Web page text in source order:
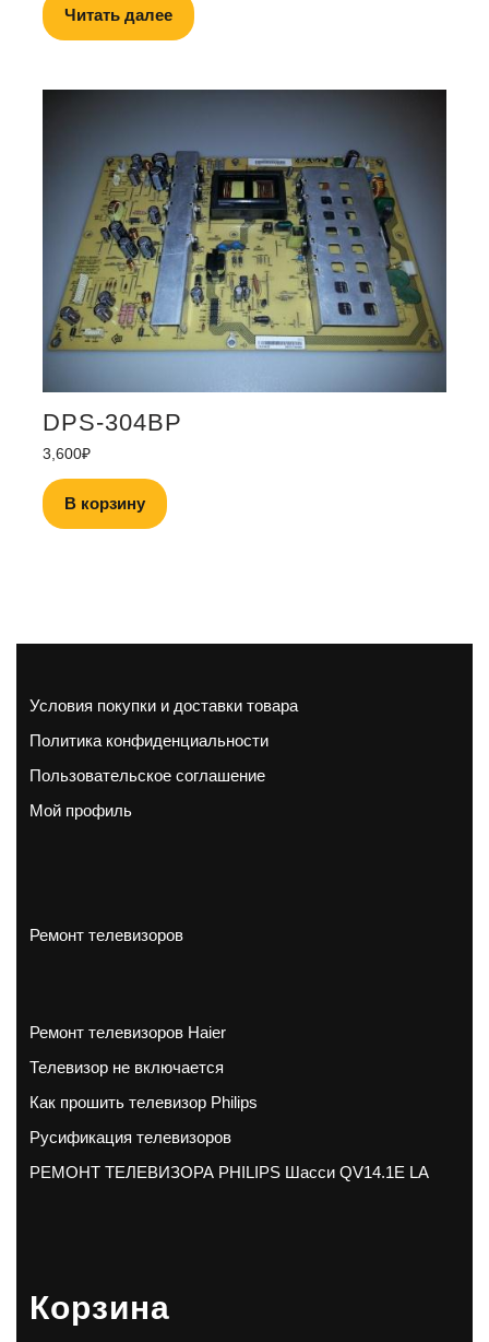
Читать далее
DPS-304BP
3,600₽
В корзину
Условия покупки и доставки товара
Политика конфиденциальности
Пользовательское соглашение
Мой профиль
Ремонт телевизоров
Ремонт телевизоров Haier
Телевизор не включается
Как прошить телевизор Philips
Русификация телевизоров
РЕМОНТ ТЕЛЕВИЗОРА PHILIPS Шасси QV14.1E LA
Корзина